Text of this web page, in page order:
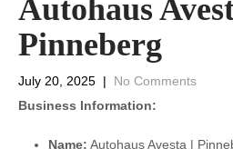
Autohaus
Pinneberg
July 20, 2025 | No Comments
Business Information:
Name: Autohaus Avesta |